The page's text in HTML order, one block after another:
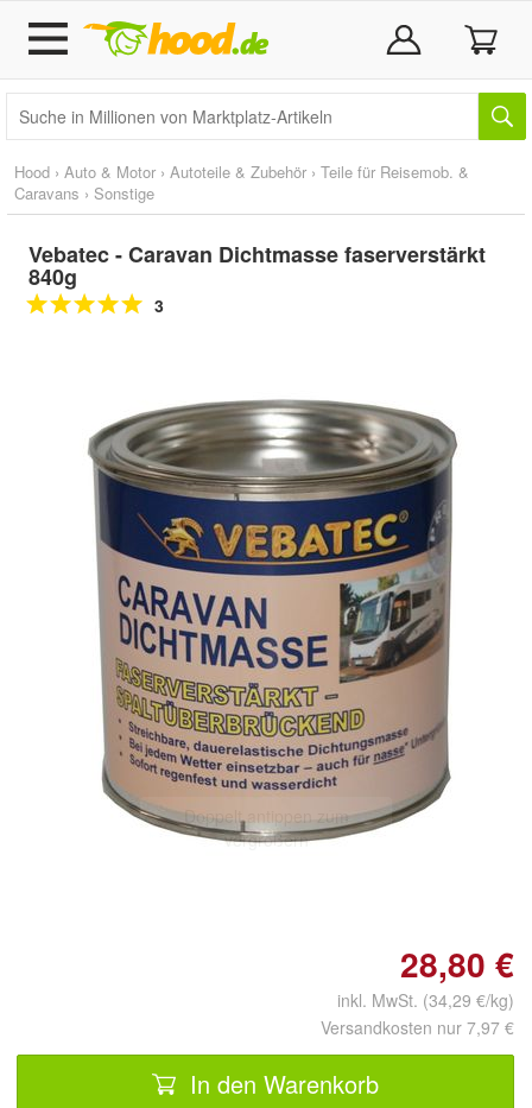
Hood › Auto & Motor › Autoteile & Zubehör › Teile für Reisemob. &
Caravans › Sonstige
Vebatec - Caravan Dichtmasse faserverstärkt
840g
3
Doppelt antippen zum
vergrößern
28,80 €
inkl. MwSt. (34,29 €/kg)
Versandkosten nur 7,97 €
In den Warenkorb